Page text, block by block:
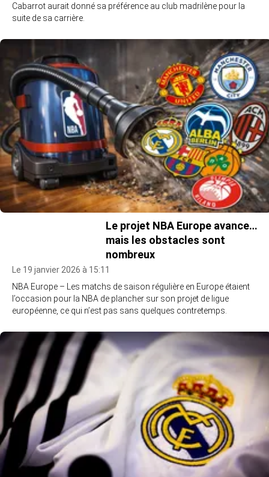
Cabarrot aurait donné sa préférence au club madrilène pour la
suite de sa carrière.
Le projet NBA Europe avance…
mais les obstacles sont
nombreux
Le 19 janvier 2026 à 15:11
NBA Europe – Les matchs de saison régulière en Europe étaient
l’occasion pour la NBA de plancher sur son projet de ligue
européenne, ce qui n’est pas sans quelques contretemps.